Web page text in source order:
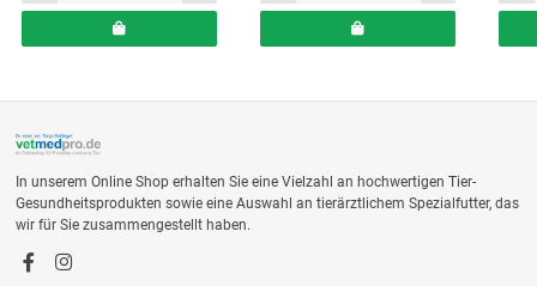
In unserem Online Shop erhalten Sie eine Vielzahl an hochwertigen Tier-
Gesundheitsprodukten sowie eine Auswahl an tierärztlichem Spezialfutter, das
wir für Sie zusammengestellt haben.